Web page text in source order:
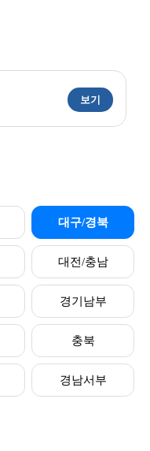
보기
대구/경북
대전/충남
경기남부
충북
경남서부